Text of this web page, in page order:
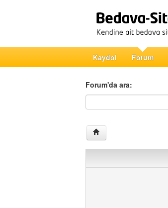
Kaydol Forum
Forum'da ara:
Forum'da ara